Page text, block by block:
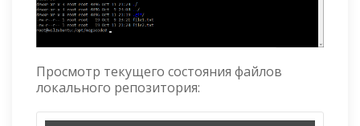
Просмотр текущего состояния файлов
локального репозитория: